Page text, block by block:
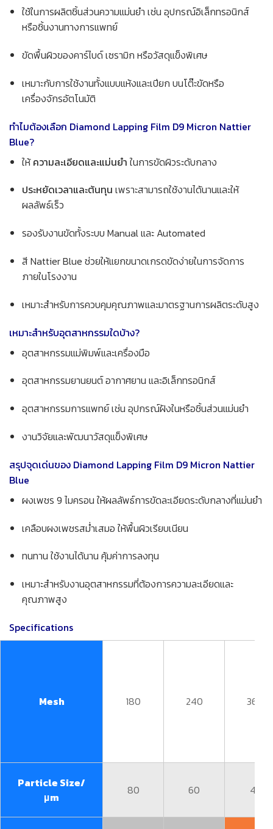
ใช้ในการผลิตชิ้นส่วนความแม่นยำ เช่น อุปกรณ์อิเล็กทรอนิกส์
หรือชิ้นงานทางการแพทย์
ขัดพื้นผิวของคาร์ไบด์ เซรามิก หรือวัสดุแข็งพิเศษ
เหมาะกับการใช้งานทั้งแบบแห้งและเปียก บนโต๊ะขัดหรือ
เครื่องจักรอัตโนมัติ
ทำไมต้องเลือก Diamond Lapping Film D9 Micron Nattier
Blue?
ให้ความละเอียดและแม่นยำ ในการขัดผิวระดับกลาง
ประหยัดเวลาและต้นทุน เพราะสามารถใช้งานได้นานและให้
ผลลัพธ์เร็ว
รองรับงานขัดทั้งระบบ Manual และ Automated
สี Nattier Blue ช่วยให้แยกขนาดเกรดขัดง่ายในการจัดการ
ภายในโรงงาน
เหมาะสำหรับการควบคุมคุณภาพและมาตรฐานการผลิตระดับสูง
เหมาะสำหรับอุตสาหกรรมใดบ้าง?
อุตสาหกรรมแม่พิมพ์และเครื่องมือ
อุตสาหกรรมยานยนต์ อากาศยาน และอิเล็กทรอนิกส์
อุตสาหกรรมการแพทย์ เช่น อุปกรณ์ฝังในหรือชิ้นส่วนแม่นยำ
งานวิจัยและพัฒนาวัสดุแข็งพิเศษ
สรุปจุดเด่นของ Diamond Lapping Film D9 Micron Nattier
Blue
ผงเพชร 9 ไมครอน ให้ผลลัพธ์การขัดละเอียดระดับกลางที่แม่นยำ
เคลือบผงเพชรสม่ำเสมอ ให้พื้นผิวเรียบเนียน
ทนทาน ใช้งานได้นาน คุ้มค่าการลงทุน
เหมาะสำหรับงานอุตสาหกรรมที่ต้องการความละเอียดและ
คุณภาพสูง
Specifications
Mesh 180 240 360
Particle Size/
μm
80 60 45